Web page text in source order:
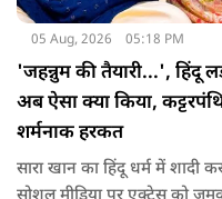
05 Aug, 2026 05:18 PM
'जहन्नुम की तैयारी...', हिंदू
अब ऐसा क्या किया,
शर्मनाक हरकत
सारा खान का हिंदू धर्म में शादी